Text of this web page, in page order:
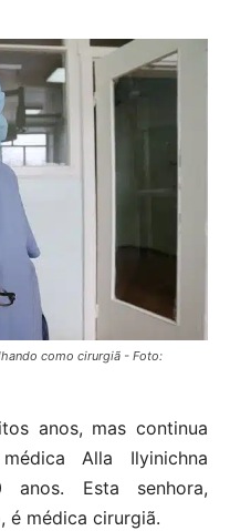
como cirurgiã - Foto:
anos, mas continua
Alla Ilyinichna
anos. Esta senhora,
é médica cirurgiã.